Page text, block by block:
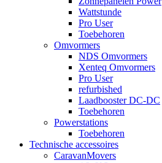
Wattstunde
Pro User
Toebehoren
Omvormers
NDS Omvormers
Xenteq Omvormers
Pro User
refurbished
Laadbooster DC-DC
Toebehoren
Powerstations
Toebehoren
Technische accessoires
CaravanMovers